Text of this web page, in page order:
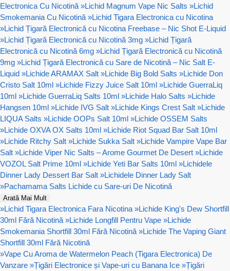
Electronica Cu Nicotină »Lichid Magnum Vape Nic Salts »Lichid
Smokemania Cu Nicotină »Lichid Tigara Electronica cu Nicotina
»Lichid Țigară Electronică cu Nicotina Freebase – Nic Shot E-Liquid
»Lichid Țigară Electronică cu Nicotină 3mg »Lichid Țigară
Electronică cu Nicotină 6mg »Lichid Țigară Electronică cu Nicotină
9mg »Lichid Țigară Electronică cu Sare de Nicotină – Nic Salt E-
Liquid »Lichide ARAMAX Salt »Lichide Big Bold Salts »Lichide Don
Cristo Salt 10ml »Lichide Fizzy Juice Salt 10ml »Lichide GuerraLiq
10ml »Lichide GuerraLiq Salts 10ml »Lichide Halo Salts »Lichide
Hangsen 10ml »Lichide IVG Salt »Lichide Kings Crest Salt »Lichide
LIQUA Salts »Lichide OOPs Salt 10ml »Lichide OSSEM Salts
»Lichide OXVA OX Salts 10ml »Lichide Riot Squad Bar Salt 10ml
»Lichide Ritchy Salt »Lichide Sukka Salt »Lichide Vampire Vape Bar
Salt »Lichide Viper Nic Salts – Arome Gourmet De Desert »Lichide
VOZOL Salt Prime 10ml »Lichide Yeti Bar Salts 10ml »Lichidele
Dinner Lady Dessert Bar Salt »Lichidele Dinner Lady Salt
»Pachamama Salts Lichide cu Sare-uri De Nicotină
Arată Mai Mult
»Lichid Tigara Electronica Fara Nicotina »Lichide King's Dew Shortfill
30ml Fără Nicotină »Lichide Longfill Pentru Vape »Lichide
Smokemania Shortfill 30ml Fără Nicotină »Lichide The Vaping Giant
Shortfill 30ml Fără Nicotină
»Vape Cu Aroma de Watermelon Peach (Tigara Electronica) De
Vanzare »Țigări Electronice și Vape-uri cu Banana Ice »Țigări